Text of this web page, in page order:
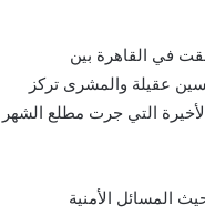
في القاهرة بين
عقيلة والمشرى تركز
التي جرت مطلع الشهر
المسائل الأمنية